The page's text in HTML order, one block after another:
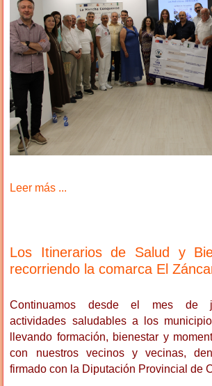
Leer más ...
Los Itinerarios de Salud y
recorriendo la comarca El
Continuamos desde el mes de
actividades saludables a los
llevando formación, bienestar y
con nuestros vecinos y vecinas,
firmado con la Diputación Provincial de